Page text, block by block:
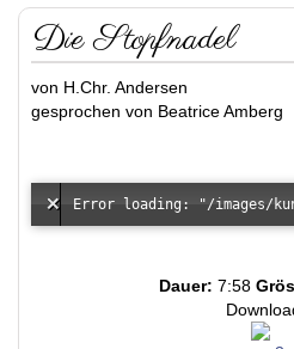
Die Stopfnadel
von H.Chr. Andersen
gesprochen von Beatrice Amberg
Dauer: 7:58